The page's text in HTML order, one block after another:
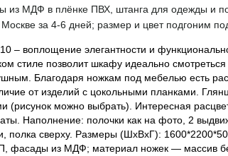
из МДФ в плёнке ПВХ, штанга для одежды и
за 4-6 дней; размер и цвет подгоним
– воплощение элегантности и
стиле позволит шкафу идеально
Благодаря ножкам под мебелью есть
от изделий с цокольными планками.
(рисунок можно выбрать). Интересная
Наполнение: полочки как на фото, 2
полка сверху. Размеры (ШхВхГ):
фасады из МДФ; материал ножек — массив